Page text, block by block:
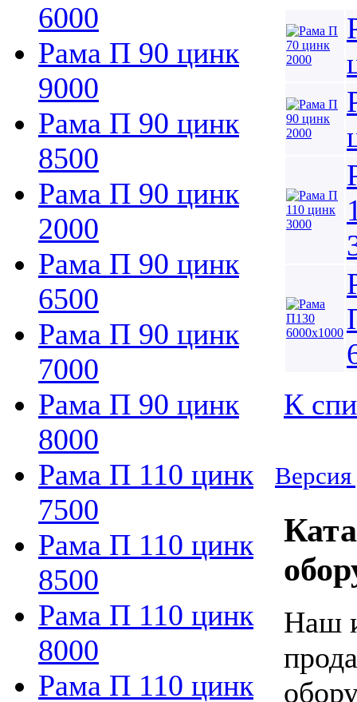
6000
Рама П 90 цинк
9000
Рама П 90 цинк
8500
Рама П 90 цинк
2000
Рама П 90 цинк
6500
Рама П 90 цинк
7000
Рама П 90 цинк
8000
Рама П 110 цинк
7500
Рама П 110 цинк
8500
Рама П 110 цинк
8000
Рама П 110 цинк
К
Версия
Наш